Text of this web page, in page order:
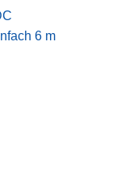
6 m